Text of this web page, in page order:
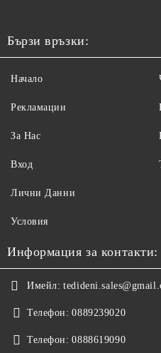
Бързи връзки:
Начало
Рекламации
За Нас
Вход
Лични Данни
Условия
Информация за контакти:
Имейл:
Телефон: 0889239020
Телефон: 0888619090